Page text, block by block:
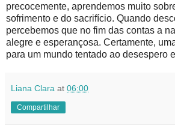
precocemente, aprendemos muito
sofrimento e do sacrifício. Quando
percebemos que no fim das contas a
alegre e esperançosa. Certamente,
para um mundo tentado ao desespero
Liana Clara at 06:00
Compartilhar